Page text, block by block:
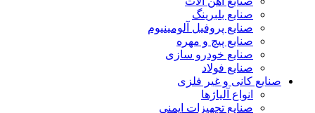
صنایع بلبرینگ
صنایع پروفیل آلومینیوم
صنایع پیچ و مهره
صنایع خودرو سازی
صنایع فولاد
صنایع کانی و غیر فلزی
انواع آلياژها
صنایع تجهیزات ایمنی